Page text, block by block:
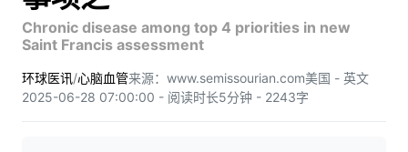
Chronic disease among top 4 priorities in new
Saint Francis assessment
环球医讯/心脑血管来源：www.semissourian.com美国 - 英文
2025-06-28 07:00:00 - 阅读时长5分钟 - 2243字